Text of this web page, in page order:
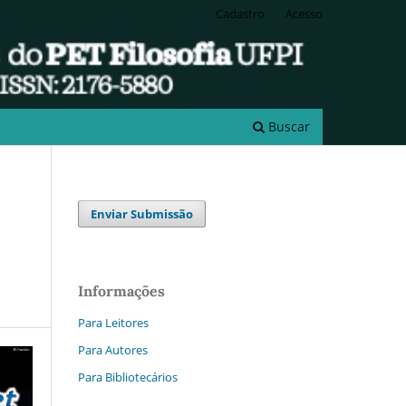
Buscar
Cadastro Acesso
Enviar Submissão
Informações
Para Leitores
Para Autores
Para Bibliotecários